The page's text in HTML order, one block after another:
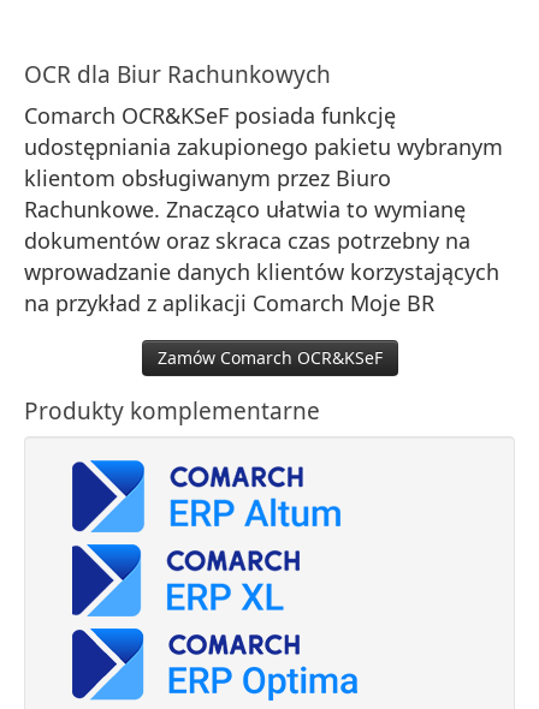
OCR dla Biur Rachunkowych
Comarch OCR&KSeF posiada funkcję
udostępniania zakupionego pakietu wybranym
klientom obsługiwanym przez Biuro
Rachunkowe. Znacząco ułatwia to wymianę
dokumentów oraz skraca czas potrzebny na
wprowadzanie danych klientów korzystających
na przykład z aplikacji Comarch Moje BR
Zamów Comarch OCR&KSeF
Produkty komplementarne